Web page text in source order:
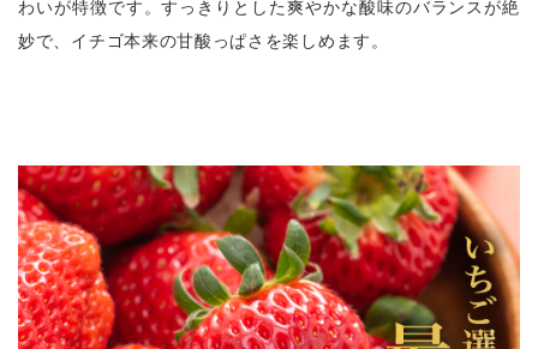
わいが特徴です。すっきりとした爽やかな酸味のバランスが絶
妙で、イチゴ本来の甘酸っぱさを楽しめます。